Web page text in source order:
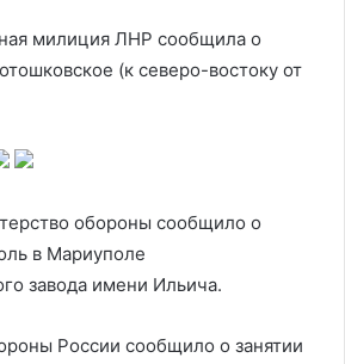
милиция ЛНР сообщила о
(к северо-востоку от
обороны сообщило о
в Мариуполе
завода имени Ильича.
России сообщило о занятии